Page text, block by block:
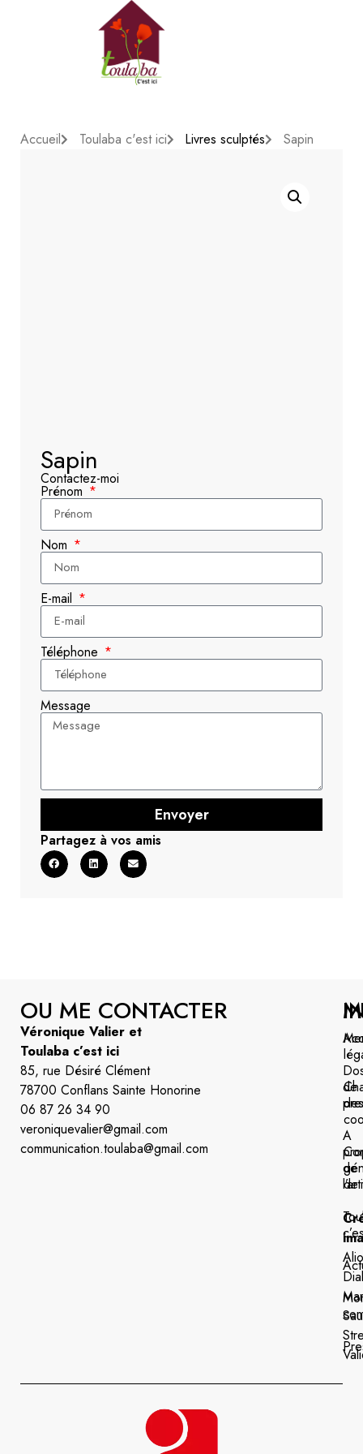
Accueil Toulaba c'est ici Livres sculptés​ Sapin
Sapin
Contactez-moi
Prénom
Nom
E-mail
Téléphone
Message
Envoyer
Partagez à vos amis
OU ME CONTACTER
Véronique Valier et
Toulaba c’est ici
85, rue Désiré Clément
78700 Conflans Sainte Honorine
06 87 26 34 90
veroniquevalier@gmail.com
communication.toulaba@gmail.com
de
A
de
des
de